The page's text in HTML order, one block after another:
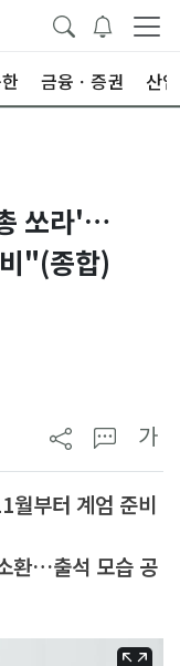
금융ㆍ증권 산업
쏘라'…
"(종합)
가
부터 계엄 준비
환…출석 모습 공